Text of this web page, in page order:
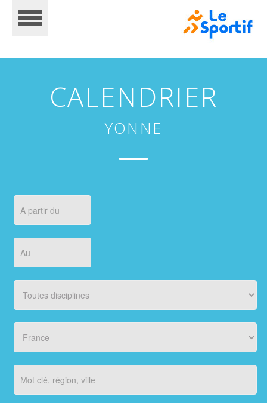
RÉSULTATS
PHOTOS/VIDÉOS
ORGANISATEURS
PLUS...
CALENDRIER
YONNE